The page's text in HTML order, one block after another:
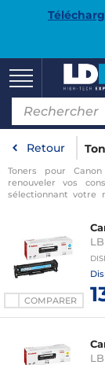
Retour
Toners pour
renouveler vos
sélectionnant votre
COMPARER